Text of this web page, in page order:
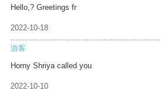
Hello,? Greetings fr
2022-10-18
游客
Horny Shriya called you
2022-10-10